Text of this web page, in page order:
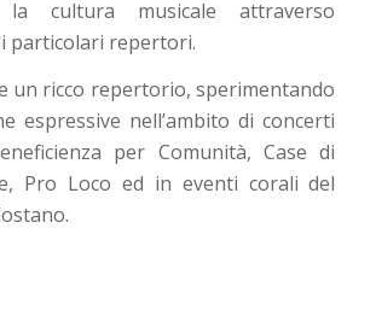
la cultura musicale attraverso
particolari repertori.
un ricco repertorio, sperimentando
espressive nell’ambito di concerti
per Comunità, Case di
Pro Loco ed in eventi corali del